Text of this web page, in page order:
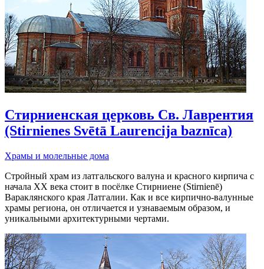
Стирниенская церковь Св. Лаврентия
(Stirnienes Svētā Laurencija baznīca)
Храмы и молельные дома
Стройный храм из латгальского валуна и красного кирпича с
начала XX века стоит в посёлке Стирниене (Stirnienē)
Вараклянского края Латгалии. Как и все кирпично-валунные
храмы региона, он отличается и узнаваемым образом, и
уникальными архитектурными чертами.